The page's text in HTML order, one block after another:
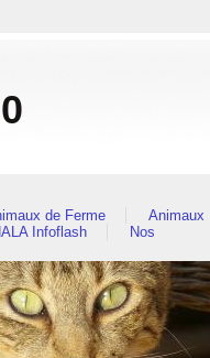
de Ferme
Animaux
Infoflash
Nos